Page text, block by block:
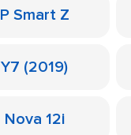
P Smart Z
Y7 (2019)
Nova 12i